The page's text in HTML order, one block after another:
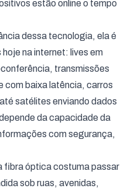
estão online o tempo
dessa tecnologia, ela é
na internet: lives em
transmissões
com baixa latência, carros
satélites enviando dados
da capacidade da
com segurança,
fibra óptica costuma passar
sob ruas, avenidas,